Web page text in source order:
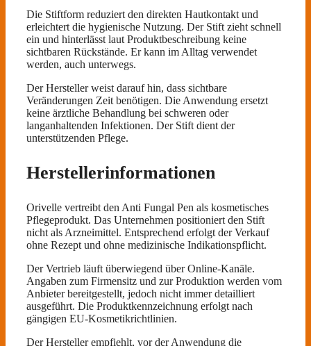
Die Stiftform reduziert den direkten Hautkontakt und
erleichtert die hygienische Nutzung. Der Stift zieht schnell
ein und hinterlässt laut Produktbeschreibung keine
sichtbaren Rückstände. Er kann im Alltag verwendet
werden, auch unterwegs.
Der Hersteller weist darauf hin, dass sichtbare
Veränderungen Zeit benötigen. Die Anwendung ersetzt
keine ärztliche Behandlung bei schweren oder
langanhaltenden Infektionen. Der Stift dient der
unterstützenden Pflege.
Herstellerinformationen
Orivelle vertreibt den Anti Fungal Pen als kosmetisches
Pflegeprodukt. Das Unternehmen positioniert den Stift
nicht als Arzneimittel. Entsprechend erfolgt der Verkauf
ohne Rezept und ohne medizinische Indikationspflicht.
Der Vertrieb läuft überwiegend über Online-Kanäle.
Angaben zum Firmensitz und zur Produktion werden vom
Anbieter bereitgestellt, jedoch nicht immer detailliert
ausgeführt. Die Produktkennzeichnung erfolgt nach
gängigen EU-Kosmetikrichtlinien.
Der Hersteller empfiehlt, vor der Anwendung die